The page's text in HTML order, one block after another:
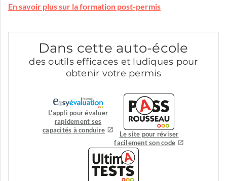
En savoir plus sur la formation post-permis
Dans cette auto-école
des outils efficaces et ludiques pour
obtenir votre permis
L'appli pour évaluer
rapidement ses
capacités à conduire
Le site pour réviser
facilement son code